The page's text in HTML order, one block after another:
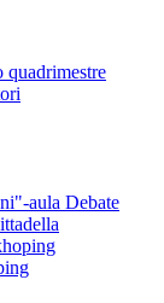
aula Debate